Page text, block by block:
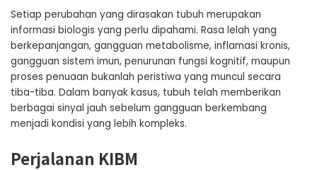
Setiap perubahan yang dirasakan tubuh merupakan
informasi biologis yang perlu dipahami. Rasa lelah yang
berkepanjangan, gangguan metabolisme, inflamasi kronis,
gangguan sistem imun, penurunan fungsi kognitif, maupun
proses penuaan bukanlah peristiwa yang muncul secara
tiba-tiba. Dalam banyak kasus, tubuh telah memberikan
berbagai sinyal jauh sebelum gangguan berkembang
menjadi kondisi yang lebih kompleks.
Perjalanan KIBM